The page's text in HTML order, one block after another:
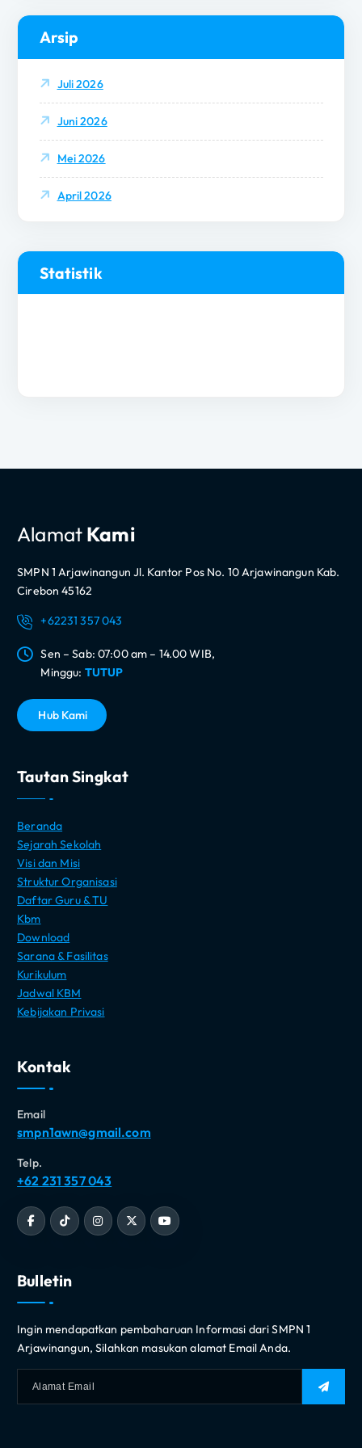
Arsip
Juli 2026
Juni 2026
Mei 2026
April 2026
Statistik
AlamatKami
SMPN 1 Arjawinangun Jl. Kantor Pos No. 10 Arjawinangun Kab.
Cirebon 45162
+62231 357 043
Sen – Sab: 07:00 am – 14.00 WIB,
Minggu: TUTUP
Hub Kami
Tautan Singkat
Beranda
Sejarah Sekolah
Visi dan Misi
Struktur Organisasi
Daftar Guru & TU
Kbm
Download
Sarana & Fasilitas
Kurikulum
Jadwal KBM
Kebijakan Privasi
Kontak
Email
smpn1awn@gmail.com
Telp.
+62 231 357 043
Bulletin
Ingin mendapatkan pembaharuan Informasi dari SMPN 1
Arjawinangun, Silahkan masukan alamat Email Anda.